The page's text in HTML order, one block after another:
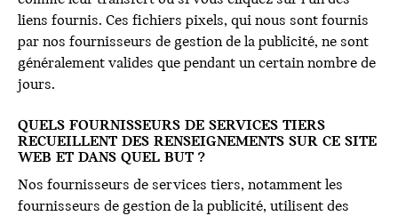
liens fournis. Ces fichiers pixels, qui nous sont fournis
par nos fournisseurs de gestion de la publicité, ne sont
généralement valides que pendant un certain nombre de
jours.
QUELS FOURNISSEURS DE SERVICES TIERS
RECUEILLENT DES RENSEIGNEMENTS SUR CE SITE
WEB ET DANS QUEL BUT ?
Nos fournisseurs de services tiers, notamment les
fournisseurs de gestion de la publicité, utilisent des